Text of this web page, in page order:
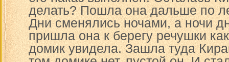
делать? Пошла она дальше по
Дни сменялись ночами, а ночи
пришла она к берегу речушки
домик увидела. Зашла туда